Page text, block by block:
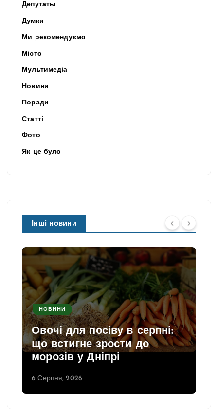
Депутаты
Думки
Ми рекомендуємо
Місто
Мультимедіа
Новини
Поради
Статті
Фото
Як це було
Інші новини
НОВИНИ
Овочі для посіву в серпні:
що встигне зрости до
морозів у Дніпрі
6 Серпня, 2026